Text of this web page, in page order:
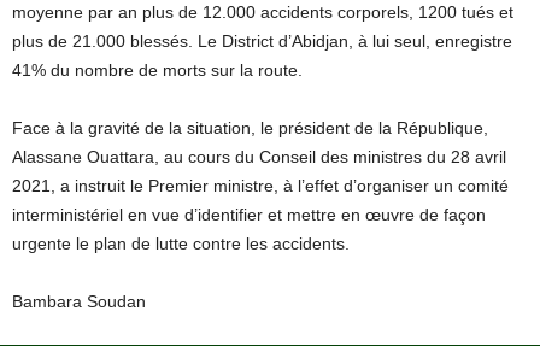
moyenne par an plus de 12.000 accidents corporels, 1200 tués et
plus de 21.000 blessés. Le District d’Abidjan, à lui seul, enregistre
41% du nombre de morts sur la route.
Face à la gravité de la situation, le président de la République,
Alassane Ouattara, au cours du Conseil des ministres du 28 avril
2021, a instruit le Premier ministre, à l’effet d’organiser un comité
interministériel en vue d’identifier et mettre en œuvre de façon
urgente le plan de lutte contre les accidents.
Bambara Soudan